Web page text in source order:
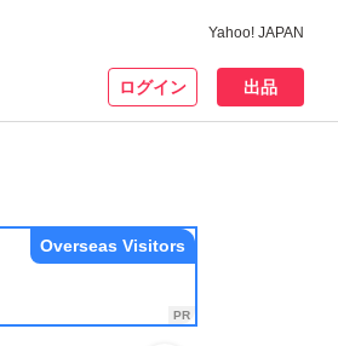
Yahoo! JAPAN
ログイン 出品
Overseas Visitors